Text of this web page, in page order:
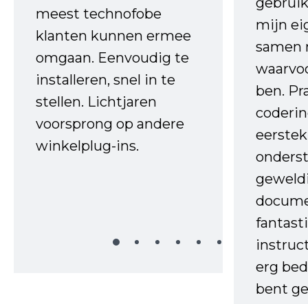
meest technofobe
klanten kunnen ermee
omgaan. Eenvoudig te
installeren, snel in te
stellen. Lichtjaren
voorsprong op andere
winkelplug-ins.
mijn
samen
ben.
erg
bent